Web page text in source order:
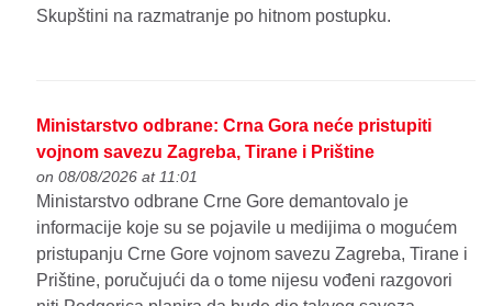
Skupštini na razmatranje po hitnom postupku.
Ministarstvo odbrane: Crna Gora neće pristupiti
vojnom savezu Zagreba, Tirane i Prištine
on 08/08/2026 at 11:01
Ministarstvo odbrane Crne Gore demantovalo je
informacije koje su se pojavile u medijima o mogućem
pristupanju Crne Gore vojnom savezu Zagreba, Tirane i
Prištine, poručujući da o tome nijesu vođeni razgovori